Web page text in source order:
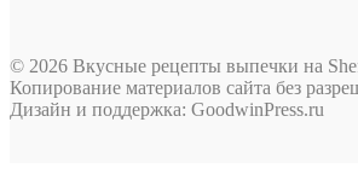
© 2026 Вкусные рецепты выпечки на
Копирование материалов сайта без
Дизайн и поддержка: GoodwinPress.ru